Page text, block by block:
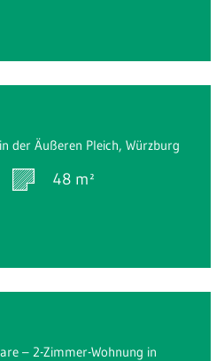
der Äußeren Pleich, Würzburg
48 m²
– 2-Zimmer-Wohnung in